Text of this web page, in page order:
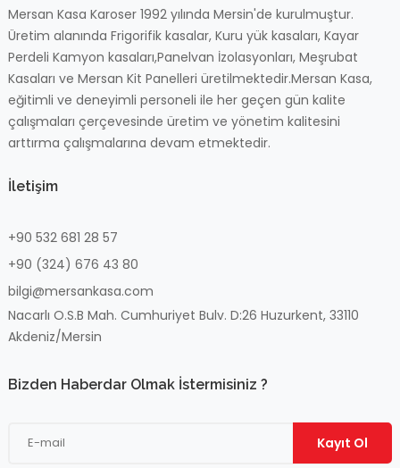
Mersan Kasa Karoser 1992 yılında Mersin'de kurulmuştur.
Üretim alanında Frigorifik kasalar, Kuru yük kasaları, Kayar
Perdeli Kamyon kasaları,Panelvan İzolasyonları, Meşrubat
Kasaları ve Mersan Kit Panelleri üretilmektedir.Mersan Kasa,
eğitimli ve deneyimli personeli ile her geçen gün kalite
çalışmaları çerçevesinde üretim ve yönetim kalitesini
arttırma çalışmalarına devam etmektedir.
İletişim
+90 532 681 28 57
+90 (324) 676 43 80
bilgi@mersankasa.com
Nacarlı O.S.B Mah.Cumhuriyet Bulv. D:26 Huzurkent, 33110
Akdeniz/Mersin
Bizden Haberdar Olmak İstermisiniz ?
Kayıt Ol